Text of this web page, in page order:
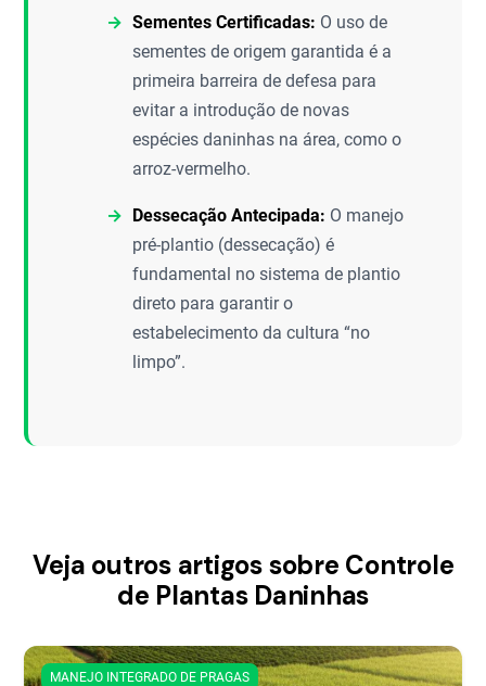
Sementes Certificadas: O uso de
sementes de origem garantida é a
primeira barreira de defesa para
evitar a introdução de novas
espécies daninhas na área, como o
arroz-vermelho.
Dessecação Antecipada: O manejo
pré-plantio (dessecação) é
fundamental no sistema de plantio
direto para garantir o
estabelecimento da cultura “no
limpo”.
Veja outros artigos sobre Controle
de Plantas Daninhas
MANEJO INTEGRADO DE PRAGAS